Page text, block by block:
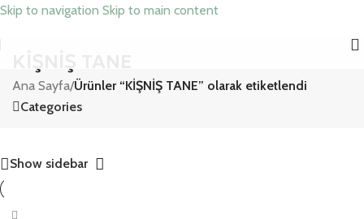
Skip to navigation Skip to main content
Ana Sayfa/Ürünler “KİŞNİŞ TANE” olarak etiketlendi
Categories
Show sidebar